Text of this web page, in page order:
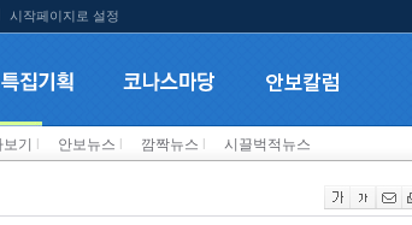
시작페이지로 설정
기 안보뉴스 깜짝뉴스 시끌벅적뉴스